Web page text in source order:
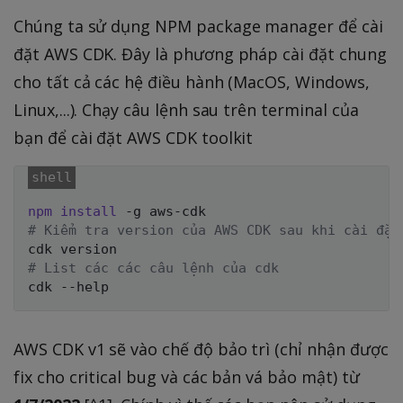
Chúng ta sử dụng NPM package manager để cài
đặt AWS CDK. Đây là phương pháp cài đặt chung
cho tất cả các hệ điều hành (MacOS, Windows,
Linux,...). Chạy câu lệnh sau trên terminal của
bạn để cài đặt AWS CDK toolkit
npm install
# Kiểm tra version của AWS CDK sau khi cài đặt
# List các các câu lệnh của cdk
AWS CDK v1 sẽ vào chế độ bảo trì (chỉ nhận được
fix cho critical bug và các bản vá bảo mật) từ